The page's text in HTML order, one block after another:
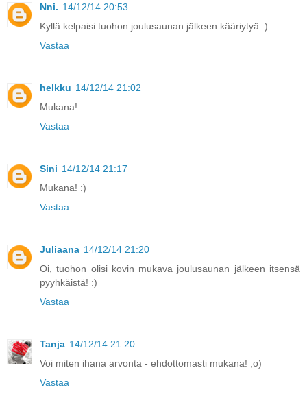
Nni. 14/12/14 20:53
Kyllä kelpaisi tuohon joulusaunan jälkeen kääriytyä :)
Vastaa
helkku 14/12/14 21:02
Mukana!
Vastaa
Sini 14/12/14 21:17
Mukana! :)
Vastaa
Juliaana 14/12/14 21:20
Oi, tuohon olisi kovin mukava joulusaunan jälkeen itsensä
pyyhkäistä! :)
Vastaa
Tanja 14/12/14 21:20
Voi miten ihana arvonta - ehdottomasti mukana! ;o)
Vastaa